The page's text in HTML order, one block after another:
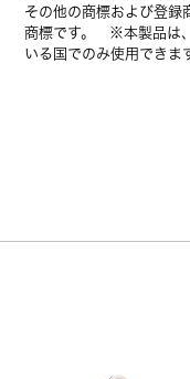
その他の商標および登録
商標です。 ※本製品は
いる国でのみ使用できま